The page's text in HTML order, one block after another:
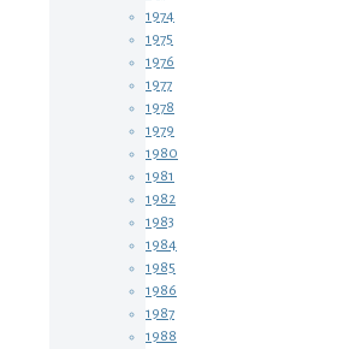
1974
1975
1976
1977
1978
1979
1980
1981
1982
1983
1984
1985
1986
1987
1988